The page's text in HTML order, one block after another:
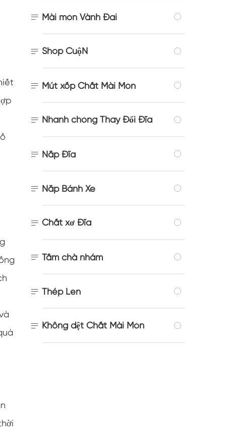
 Mài mòn Vành Đai
 Shop CuộN
 Mút xốp Chất Mài Mòn
 Nhanh chóng Thay Đổi Đĩa
 Nắp Đĩa
 Nắp Bánh Xe
 Chất xơ Đĩa
 Tấm chà nhám
 Thép Len
 Không dệt Chất Mài Mòn